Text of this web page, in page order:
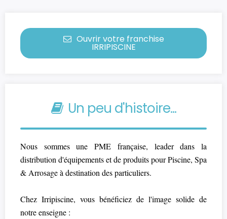
Ouvrir votre franchise
IRRIPISCINE
Un peu d'histoire...
Nous sommes une PME française, leader dans la
distribution d'équipements et de produits pour Piscine, Spa
& Arrosage à destination des particuliers.
Chez Irripiscine, vous bénéficiez de l'image solide de
notre enseigne :